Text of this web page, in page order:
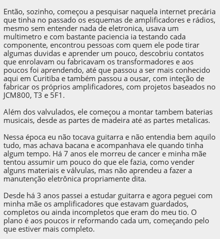
Então, sozinho, começou a pesquisar naquela internet precária
que tinha no passado os esquemas de amplificadores e rádios,
mesmo sem entender nada de eletronica, usava um
multimetro e com bastante paciencia ia testando cada
componente, encontrou pessoas com quem ele pode tirar
algumas duvidas e aprender um pouco, descobriu contatos
que enrolavam ou fabricavam os transformadores e aos
poucos foi aprendendo, até que passou a ser mais conhecido
aqui em Curitiba e também passou a ousar, com inteção de
fabricar os próprios amplificadores, com projetos baseados no
JCM800, T3 e 5F1.
Além dos valvulados, ele começou a montar tambem baterias
musicais, desde as partes de madeira até as partes metalicas.
Nessa época eu não tocava guitarra e não entendia bem aquilo
tudo, mas achava bacana e acompanhava ele quando tinha
algum tempo. Há 7 anos ele morreu de cancer e minha mãe
tentou assumir um pouco do que ele fazia, como vender
alguns materiais e válvulas, mas não aprendeu a fazer a
manutenção eletrônica propriamente dita.
Desde há 3 anos passei a estudar guitarra e agora peguei com
minha mãe os amplificadores que estavam guardados,
completos ou ainda incompletos que eram do meu tio. O
plano é aos poucos ir reformando cada um, começando pelo
que estiver mais completo.